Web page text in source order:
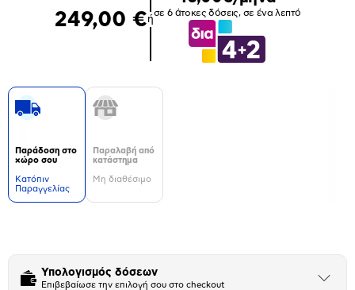
249,00 €ή
σε 6 άτοκες δόσεις, σε ένα λεπτό
Παράδοση στο
χώρο σου
Kατόπιν
Παραγγελίας
Παραλαβή από
κατάστημα
Μη διαθέσιμο
Υπολογισμός δόσεων
Επιβεβαίωσε την επιλογή σου στο checkout
Άνοιξε